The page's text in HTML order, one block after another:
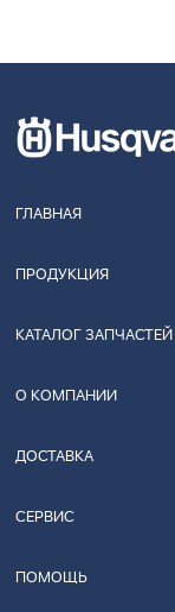
ГЛАВНАЯ
ПРОДУКЦИЯ
КАТАЛОГ ЗАПЧАСТЕЙ
О КОМПАНИИ
ДОСТАВКА
СЕРВИС
ПОМОЩЬ